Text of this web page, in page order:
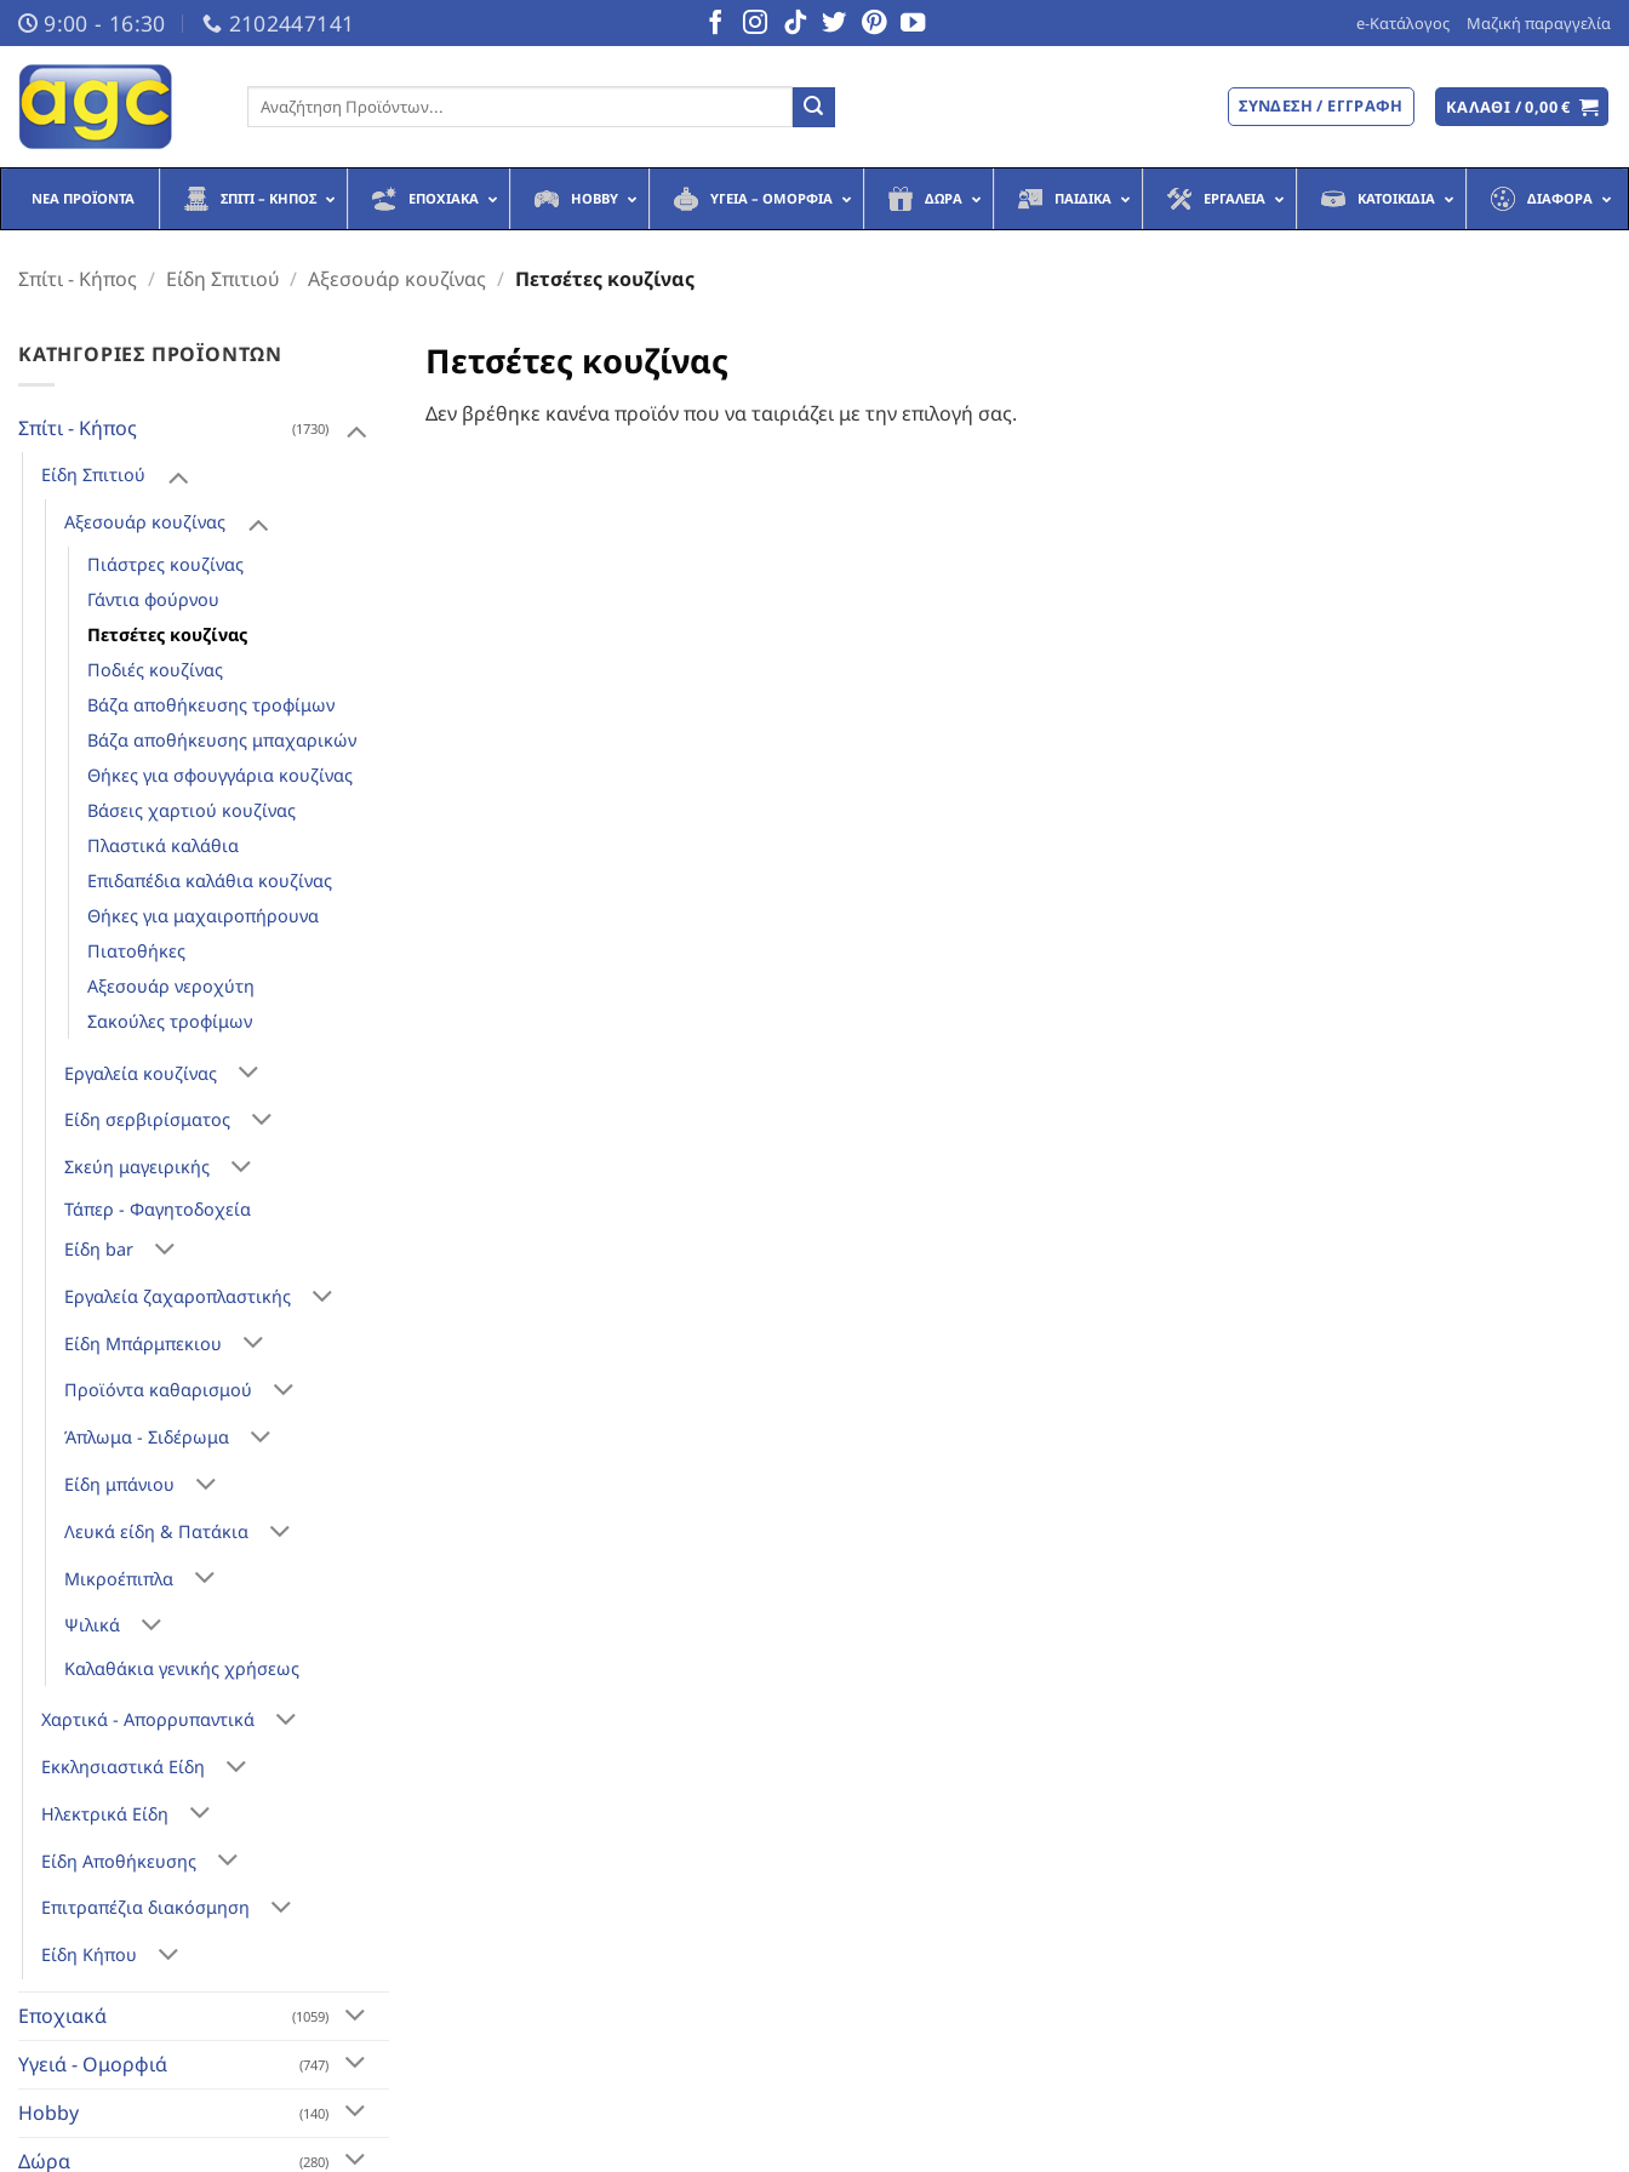
Μετάβαση
στο
περιεχόμενο
9:00 - 16:30 2102447141 e-Κατάλογος Μαζική παραγγελία
Αναζήτηση
ΣΎΝΔΕΣΗ / ΕΓΓΡΑΦΉ ΚΑΛΆΘΙ /0,00€
ΝΈΑ ΠΡΟΪΌΝΤΑ ΣΠΊΤΙ – ΚΉΠΟΣ ΕΠΟΧΙΑΚΆ HOBBY ΥΓΕΙΆ – ΟΜΟΡΦΙΆ ΔΏΡΑ ΠΑΙΔΙΚΆ ΕΡΓΑΛΕΊΑ ΚΑΤΟΙΚΊΔΙΑ ΔΙΆΦΟΡΑ
Σπίτι - Κήπος / Είδη Σπιτιού / Αξεσουάρ κουζίνας / Πετσέτες κουζίνας
ΚΑΤΗΓΟΡΊΕΣ ΠΡΟΪΌΝΤΩΝ
Σπίτι - Κήπος (1730)
Είδη Σπιτιού
Αξεσουάρ κουζίνας
Πιάστρες κουζίνας
Γάντια φούρνου
Πετσέτες κουζίνας
Ποδιές κουζίνας
Βάζα αποθήκευσης τροφίμων
Βάζα αποθήκευσης μπαχαρικών
Θήκες για σφουγγάρια κουζίνας
Βάσεις χαρτιού κουζίνας
Πλαστικά καλάθια
Επιδαπέδια καλάθια κουζίνας
Θήκες για μαχαιροπήρουνα
Πιατοθήκες
Αξεσουάρ νεροχύτη
Σακούλες τροφίμων
Εργαλεία κουζίνας
Είδη σερβιρίσματος
Σκεύη μαγειρικής
Τάπερ - Φαγητοδοχεία
Είδη bar
Εργαλεία ζαχαροπλαστικής
Είδη Μπάρμπεκιου
Προϊόντα καθαρισμού
Άπλωμα - Σιδέρωμα
Είδη μπάνιου
Λευκά είδη & Πατάκια
Μικροέπιπλα
Ψιλικά
Καλαθάκια γενικής χρήσεως
Χαρτικά - Απορρυπαντικά
Εκκλησιαστικά Είδη
Ηλεκτρικά Είδη
Είδη Αποθήκευσης
Επιτραπέζια διακόσμηση
Είδη Κήπου
Εποχιακά (1059)
Υγειά - Ομορφιά (747)
Hobby (140)
Δώρα (280)
Πετσέτες κουζίνας
Δεν βρέθηκε κανένα προϊόν που να ταιριάζει με την επιλογή σας.